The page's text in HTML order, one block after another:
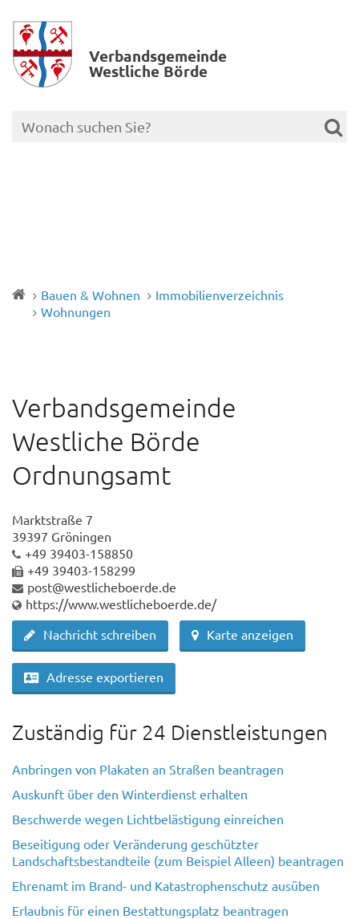
Verbands­gemeinde
Westliche Börde
Bauen & Wohnen
Immobilienverzeichnis
Wohnungen
Verbandsgemeinde
Westliche Börde
Ordnungsamt
Marktstraße 7
39397 Gröningen
+49 39403-158850
+49 39403-158299
post@westlicheboerde.de
https://www.westlicheboerde.de/
Nachricht schreiben
Karte anzeigen
Adresse exportieren
Zuständig für 24 Dienstleistungen
Anbringen von Plakaten an Straßen beantragen
Auskunft über den Winterdienst erhalten
Beschwerde wegen Lichtbelästigung einreichen
Beseitigung oder Veränderung geschützter
Landschaftsbestandteile (zum Beispiel Alleen) beantragen
Ehrenamt im Brand- und Katastrophenschutz ausüben
Erlaubnis für einen Bestattungsplatz beantragen